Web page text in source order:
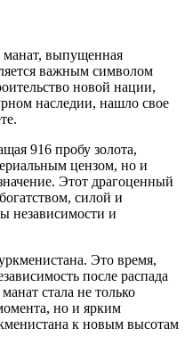
манат, выпущенная
важным символом
новой нации,
наследии, нашло свое
916 пробу золота,
цензом, но и
Этот драгоценный
силой и
независимости и
Это время,
после распада
стала не только
но и ярким
к новым высотам